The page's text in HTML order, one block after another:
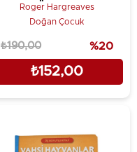
Öyküler
Roger Hargreaves
Doğan Çocuk
₺152,00
₺190,00 %20